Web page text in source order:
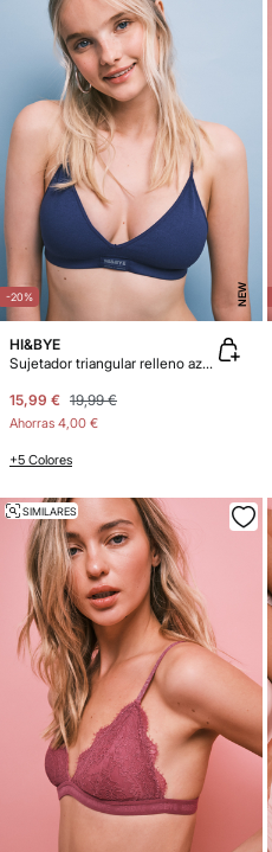
-20% NEW
HI&BYE
Sujetador triangular relleno azul eléctrico
15,99 € 19,99 €
Ahorras 4,00 €
+5 Colores
SIMILARES